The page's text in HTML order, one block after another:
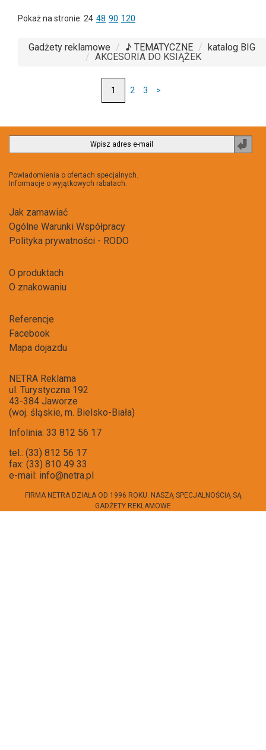
Pokaż na stronie: 24 48 90 120
Gadżety reklamowe ♪ TEMATYCZNE
katalog BIG
AKCESORIA DO KSIĄŻEK
2 3 >
Powiadomienia o ofertach specjalnych.
Informacje o wyjątkowych rabatach.
Jak zamawiać
Ogólne Warunki Współpracy
Polityka prywatności - RODO
O produktach
O znakowaniu
Referencje
Facebook
Mapa dojazdu
NETRA Reklama
ul. Turystyczna 192
43-384 Jaworze
(woj. śląskie, m. Bielsko-Biała)
Infolinia: 33 812 56 17
tel.: (33) 812 56 17
fax: (33) 810 49 33
e-mail: info@netra.pl
FIRMA NETRA DZIAŁA OD 1996 ROKU. NASZĄ SPECJALNOŚCIĄ SĄ
GADŻETY REKLAMOWE